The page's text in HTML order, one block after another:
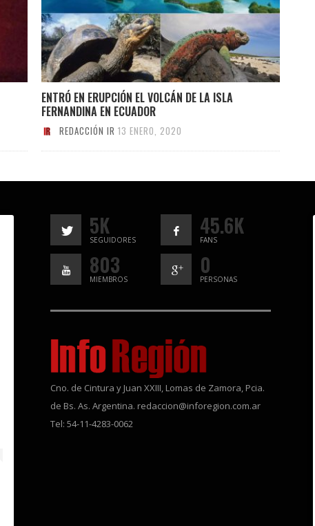
ENTRÓ EN ERUPCIÓN EL VOLCÁN DE LA ISLA
FERNANDINA EN ECUADOR
REDACCIÓN IR 13 ENERO, 2020
5K
SEGUIDORES
45.6K
FANS
803
MIEMBROS
0
PERSONAS
Cno. de Cintura y Juan XXIII, Lomas de Zamora, Pcia.
de Bs. As. Argentina. redaccion@inforegion.com.ar
Tel: 54-11-4283-0062